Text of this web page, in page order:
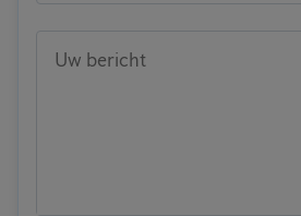
Uw bericht